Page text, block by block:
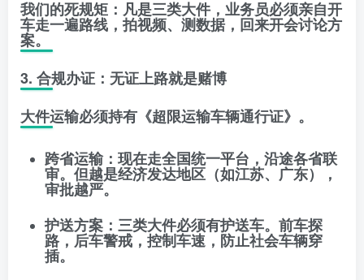
我们的死规矩 ：凡是三类大件，业务员必须亲自开
车走一遍路线，拍视频、测数据，回来开会讨论方
案。
3. 合规办证：无证上路就是赌博
大件运输必须持有《超限运输车辆通行证》。
跨省运输：现在走全国统一平台，沿途各省联
审。但越是经济发达地区（如江苏、广东），
审批越严。
护送方案 ：三类大件必须有护送车。前车探
路，后车警戒，控制车速，防止社会车辆穿
插。